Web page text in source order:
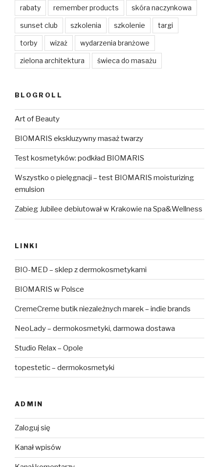
rabaty remember products skóra naczynkowa
sunset club szkolenia szkolenie targi
torby wizaż wydarzenia branżowe
zielona architektura świeca do masażu
BLOGROLL
Art of Beauty
BIOMARIS ekskluzywny masaż twarzy
Test kosmetyków: podkład BIOMARIS
Wszystko o pielęgnacji – test BIOMARIS moisturizing
emulsion
Zabieg Jubilee debiutował w Krakowie na Spa&Wellness
LINKI
BIO-MED – sklep z dermokosmetykami
BIOMARIS w Polsce
CremeCreme butik niezależnych marek – indie brands
NeoLady – dermokosmetyki, darmowa dostawa
Studio Relax – Opole
topestetic – dermokosmetyki
ADMIN
Zaloguj się
Kanał wpisów